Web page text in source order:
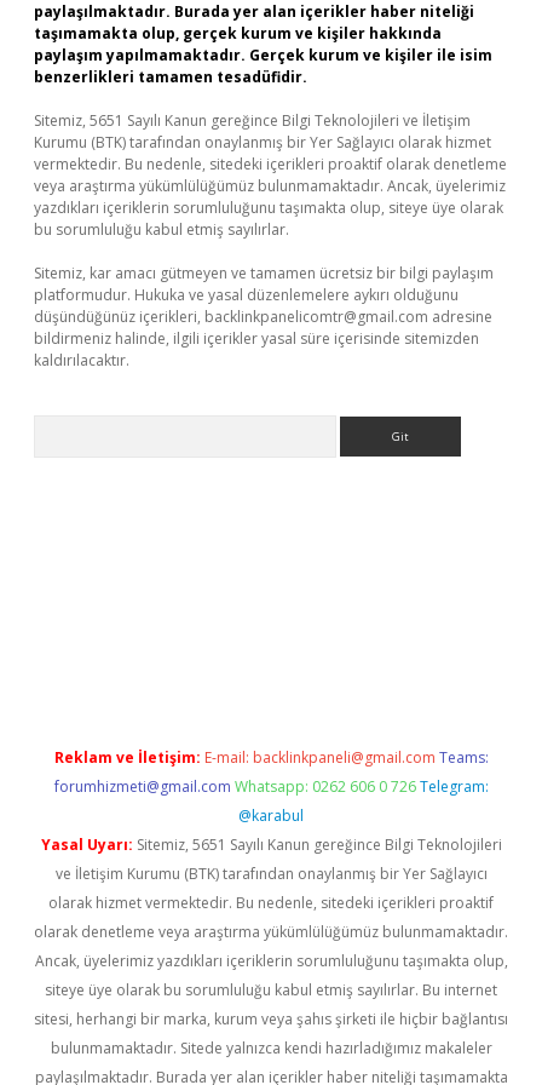
paylaşılmaktadır. Burada yer alan içerikler haber niteliği
taşımamakta olup, gerçek kurum ve kişiler hakkında
paylaşım yapılmamaktadır. Gerçek kurum ve kişiler ile isim
benzerlikleri tamamen tesadüfidir.
Sitemiz, 5651 Sayılı Kanun gereğince Bilgi Teknolojileri ve İletişim
Kurumu (BTK) tarafından onaylanmış bir Yer Sağlayıcı olarak hizmet
vermektedir. Bu nedenle, sitedeki içerikleri proaktif olarak denetleme
veya araştırma yükümlülüğümüz bulunmamaktadır. Ancak, üyelerimiz
yazdıkları içeriklerin sorumluluğunu taşımakta olup, siteye üye olarak
bu sorumluluğu kabul etmiş sayılırlar.
Sitemiz, kar amacı gütmeyen ve tamamen ücretsiz bir bilgi paylaşım
platformudur. Hukuka ve yasal düzenlemelere aykırı olduğunu
düşündüğünüz içerikleri, backlinkpanelicomtr@gmail.com adresine
bildirmeniz halinde, ilgili içerikler yasal süre içerisinde sitemizden
kaldırılacaktır.
Reklam ve İletişim: E-mail: backlinkpaneli@gmail.com Teams:
forumhizmeti@gmail.com Whatsapp: 0262 606 0 726 Telegram:
@karabul
Yasal Uyarı: Sitemiz, 5651 Sayılı Kanun gereğince Bilgi Teknolojileri
ve İletişim Kurumu (BTK) tarafından onaylanmış bir Yer Sağlayıcı
olarak hizmet vermektedir. Bu nedenle, sitedeki içerikleri proaktif
olarak denetleme veya araştırma yükümlülüğümüz bulunmamaktadır.
Ancak, üyelerimiz yazdıkları içeriklerin sorumluluğunu taşımakta olup,
siteye üye olarak bu sorumluluğu kabul etmiş sayılırlar. Bu internet
sitesi, herhangi bir marka, kurum veya şahıs şirketi ile hiçbir bağlantısı
bulunmamaktadır. Sitede yalnızca kendi hazırladığımız makaleler
paylaşılmaktadır. Burada yer alan içerikler haber niteliği taşımamakta